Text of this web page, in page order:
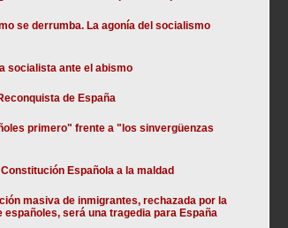
se derrumba. La agonía del socialismo
socialista ante el abismo
de España
primero" frente a "los sinvergüenzas
Española a la maldad
masiva de inmigrantes, rechazada por la
españoles, será una tragedia para España